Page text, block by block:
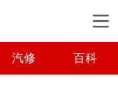
汽修 百科